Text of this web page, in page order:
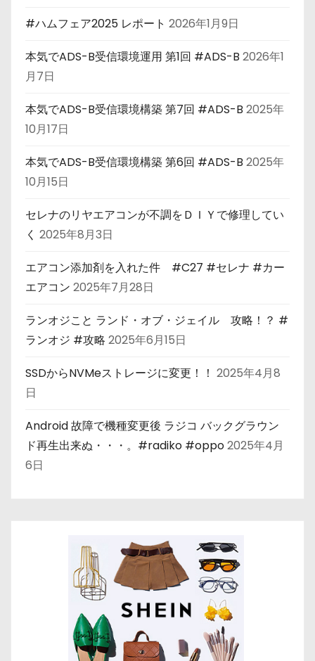
#ハムフェア2025 レポート 2026年1月9日
本気でADS-B受信環境運用 第1回 #ADS-B 2026年1
月7日
本気でADS-B受信環境構築 第7回 #ADS-B 2025年
10月17日
本気でADS-B受信環境構築 第6回 #ADS-B 2025年
10月15日
セレナのリヤエアコンが不調をＤＩＹで修理してい
く 2025年8月3日
エアコン添加剤を入れた件 #C27 #セレナ #カー
エアコン 2025年7月28日
ランオジこと ランド・オブ・ジェイル 攻略！？ #
ランオジ #攻略 2025年6月15日
SSDからNVMeストレージに変更！！ 2025年4月8
日
Android 故障で機種変更後 ラジコ バックグラウン
ド再生出来ぬ・・・。#radiko #oppo2025年4月
6日